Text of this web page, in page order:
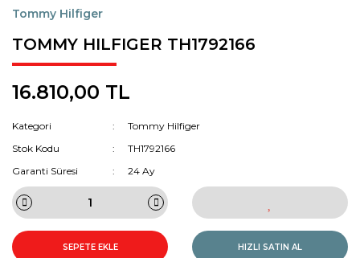
Tommy Hilfiger
TOMMY HILFIGER TH1792166
16.810,00 TL
Kategori
Tommy Hilfiger
Stok Kodu
TH1792166
Garanti Süresi
24 Ay
SEPETE EKLE HIZLI SATIN AL